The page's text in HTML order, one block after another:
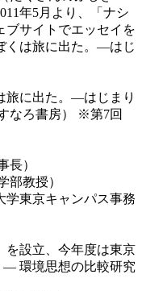
年5月より、「ナシ
ブサイトでエッセイを
くは旅に出た。―はじ
旅に出た。―はじまり
なろ書房） ※第7回
長）
部教授）
学東京キャンパス事務
を設立、今年度は東京
— 環境思想の比較研究